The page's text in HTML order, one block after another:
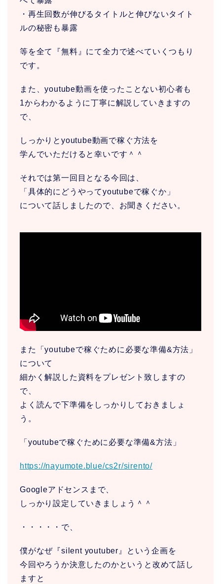
・再生回数が伸びるタイトルと伸びないタイト
ルの秘密も暴露
等を全て『無料』にて全力で述べていくつもり
です。
また、youtube動画を使ったことない初心者も
1からわかるように丁寧に解説していきますの
で、
しっかりとyoutube動画で稼ぐ方法を
学んでいただけると幸いです＾＾
それでは第一回目となる今回は、
「具体的にどうやってyoutubeで稼ぐか」
について話しましたので、お聞きください。
また「youtubeで稼ぐために必要な準備&方法」
について
細かく解説した資料をプレゼント致しますの
で、
よく読んで下準備をしっかりしておきましょ
う。
「youtubeで稼ぐために必要な準備&方法」
https://nayumote.blue/cs2r/sirento/
Googleアドセンスまで、
しっかり設定していきましょう＾＾
・・・・・で、
僕がなぜ『silent youtuber』という企画を
今回やろうか決意したのかというと改めて話し
ますと